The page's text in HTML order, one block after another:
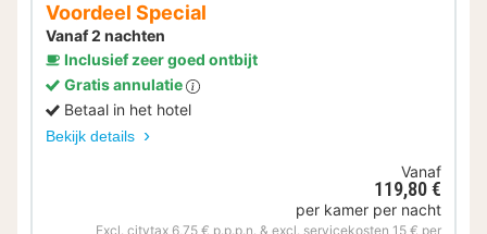
Voordeel Special
Vanaf 2 nachten
Inclusief zeer goed ontbijt
Gratis annulatie
Betaal in het hotel
Bekijk details
Vanaf
119,80 €
per kamer per nacht
Excl. citytax 6,75 € p.p.p.n. & excl. servicekosten 15 € per